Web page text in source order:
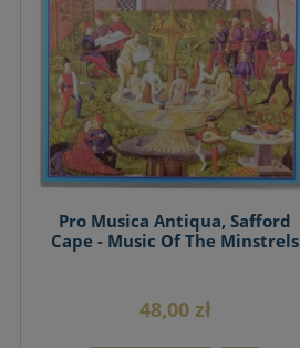
Pro Musica Antiqua, Safford
Cape - Music Of The Minstrels
48,00 zł